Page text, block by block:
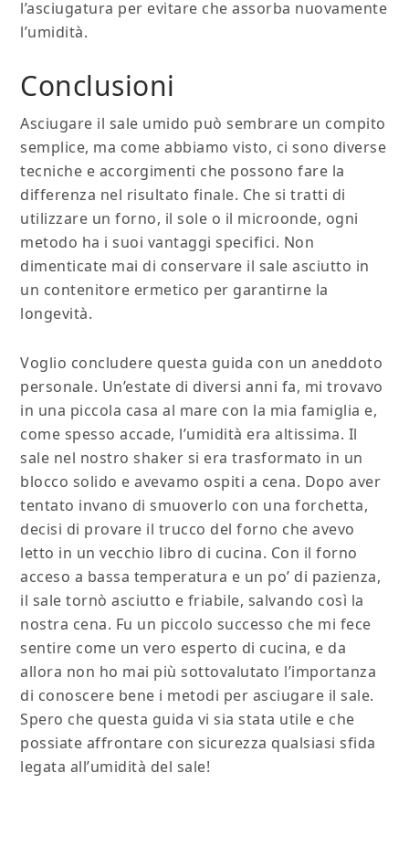
l’asciugatura per evitare che assorba nuovamente
l’umidità.
Conclusioni
Asciugare il sale umido può sembrare un compito
semplice, ma come abbiamo visto, ci sono diverse
tecniche e accorgimenti che possono fare la
differenza nel risultato finale. Che si tratti di
utilizzare un forno, il sole o il microonde, ogni
metodo ha i suoi vantaggi specifici. Non
dimenticate mai di conservare il sale asciutto in
un contenitore ermetico per garantirne la
longevità.
Voglio concludere questa guida con un aneddoto
personale. Un’estate di diversi anni fa, mi trovavo
in una piccola casa al mare con la mia famiglia e,
come spesso accade, l’umidità era altissima. Il
sale nel nostro shaker si era trasformato in un
blocco solido e avevamo ospiti a cena. Dopo aver
tentato invano di smuoverlo con una forchetta,
decisi di provare il trucco del forno che avevo
letto in un vecchio libro di cucina. Con il forno
acceso a bassa temperatura e un po’ di pazienza,
il sale tornò asciutto e friabile, salvando così la
nostra cena. Fu un piccolo successo che mi fece
sentire come un vero esperto di cucina, e da
allora non ho mai più sottovalutato l’importanza
di conoscere bene i metodi per asciugare il sale.
Spero che questa guida vi sia stata utile e che
possiate affrontare con sicurezza qualsiasi sfida
legata all’umidità del sale!